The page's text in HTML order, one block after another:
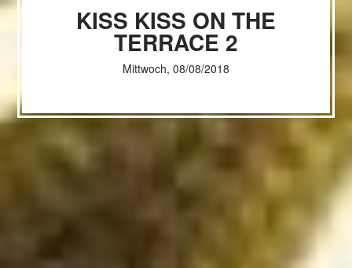
KISS KISS ON THE
TERRACE 2
Mittwoch, 08/08/2018